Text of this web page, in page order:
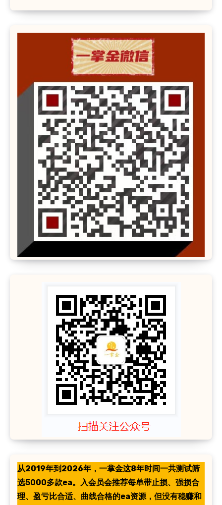
从2019年到2026年，一掌金这8年时间一共测试筛
选5000多款ea。入会员会推荐每单带止损、强损合
理、盈亏比合适、曲线合格的ea资源，但没有稳赚和